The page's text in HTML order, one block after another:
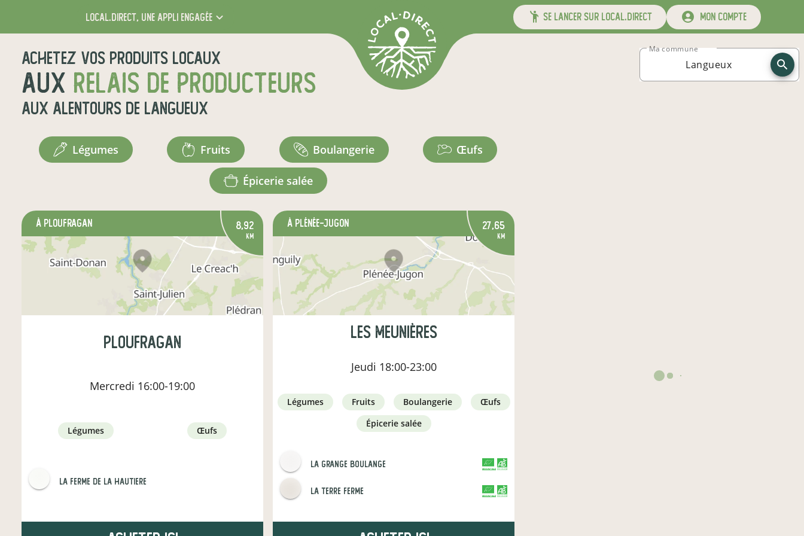
local.direct, une appli engagée se lancer sur local.direct mon compte
Achetez vos produits locaux
aux relais de producteurs
aux alentours de Langueux
Ma commune
légumes fruits boulangerie œufs
épicerie salée
à Ploufragan 8,92
km
Ploufragan
Mercredi 16:00-19:00
légumes œufs
LA FERME DE LA HAUTIERE
à Plénée-Jugon 27,65
km
Les Meunières
Jeudi 18:00-23:00
légumes fruits boulangerie
œufs
épicerie salée
LA GRANGE BOULANGE
la terre ferme